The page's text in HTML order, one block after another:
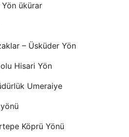
ükürar
– Üsküder Yön
Hisari Yön
Umeraiye
Köprü Yönü